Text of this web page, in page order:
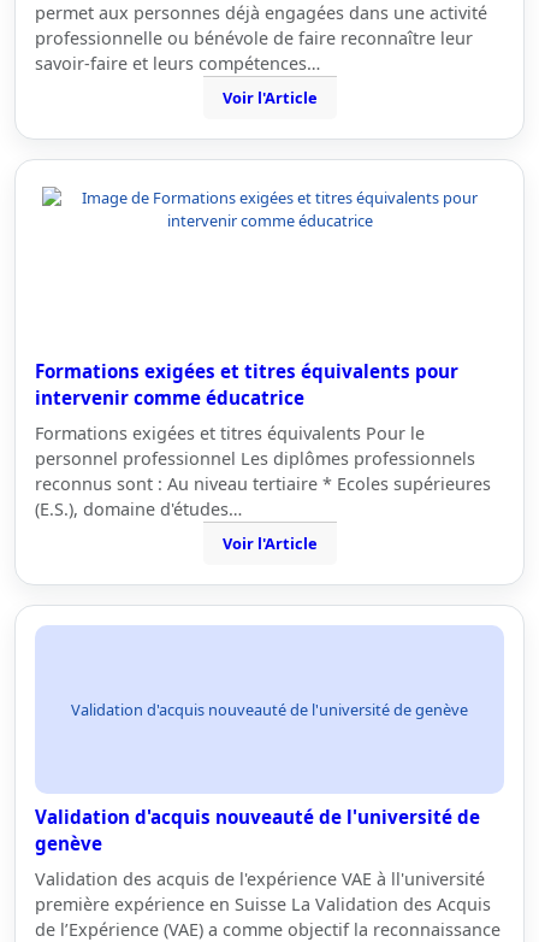
permet aux personnes déjà engagées dans une activité
professionnelle ou bénévole de faire reconnaître leur
savoir-faire et leurs compétences…
Voir l'Article
Formations exigées et titres équivalents pour
intervenir comme éducatrice
Formations exigées et titres équivalents Pour le
personnel professionnel Les diplômes professionnels
reconnus sont : Au niveau tertiaire * Ecoles supérieures
(E.S.), domaine d'études…
Voir l'Article
Validation d'acquis nouveauté de l'université de genève
Validation d'acquis nouveauté de l'université de
genève
Validation des acquis de l'expérience VAE à ll'université
première expérience en Suisse La Validation des Acquis
de l’Expérience (VAE) a comme objectif la reconnaissance